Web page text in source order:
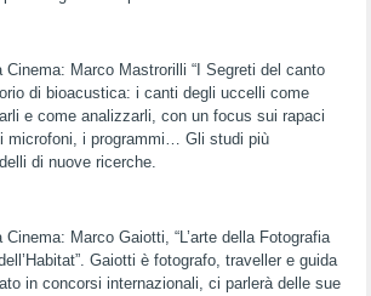
Cinema: Marco Mastrorilli “I Segreti del canto
di bioacustica: i canti degli uccelli come
e come analizzarli, con un focus sui rapaci
microfoni, i programmi… Gli studi più
di nuove ricerche.
Marco Gaiotti, “L’arte della Fotografia
Gaiotti è fotografo, traveller e guida
in concorsi internazionali, ci parlerà delle sue